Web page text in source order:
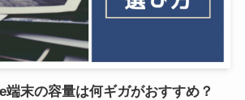
端末の容量は何ギガがおすすめ？